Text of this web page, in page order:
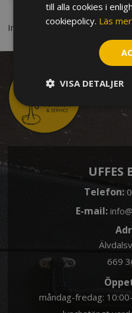
Inga produkter hittades som
UFFES
Telefon:
E-mail:
669
måndag-fredag:
till alla cookies i
cookiepolicy. Läs mer
VISA DETALJER